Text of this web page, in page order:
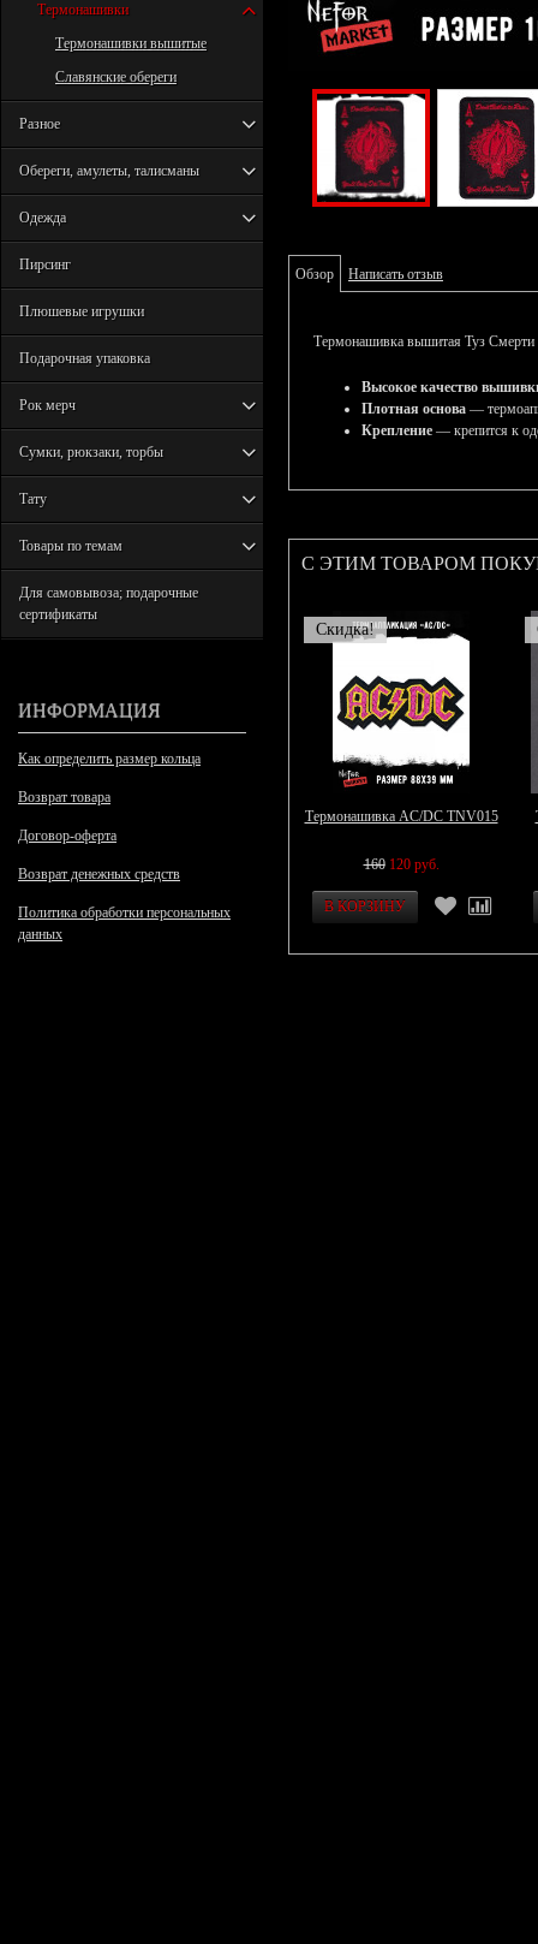
Термонашивки
Термонашивки вышитые
Славянские обереги
Разное
Обереги, амулеты, талисманы
Одежда
Пирсинг
Плюшевые игрушки
Подарочная упаковка
Рок мерч
Сумки, рюкзаки, торбы
Тату
Товары по темам
Для самовывоза; подарочные
сертификаты
ИНФОРМАЦИЯ
Как определить размер кольца
Возврат товара
Договор-оферта
Возврат денежных средств
Политика обработки персональных
данных
Обзор Написать отзыв
Термонашивка вышитая Туз Смерти
Высокое качество
Плотная основа —
Крепление — крепится к
С ЭТИМ ТОВАРОМ
Скидка!
Термонашивка AC/DC TNV015
160 120 руб.